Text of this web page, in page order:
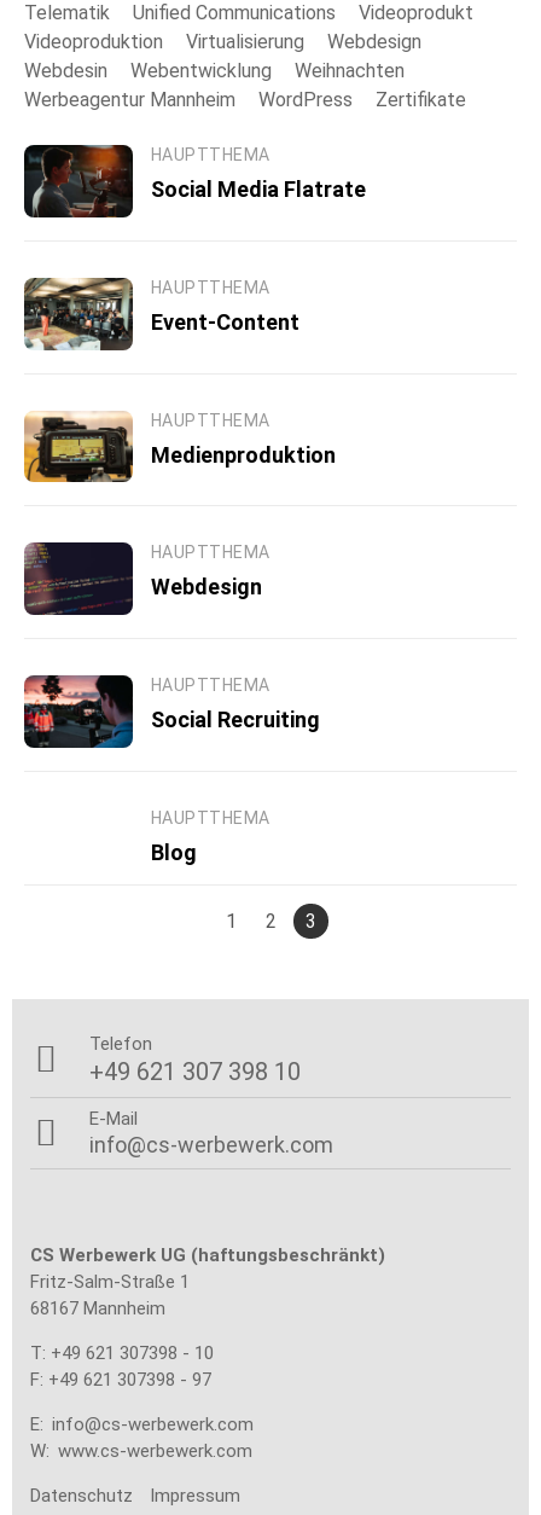
Telematik
Unified Communications
Videoprodukt
Videoproduktion
Virtualisierung
Webdesign
Webdesin
Webentwicklung
Weihnachten
Werbeagentur Mannheim
WordPress Zertifikate
HAUPTTHEMA
Social Media Flatrate
HAUPTTHEMA
Event-Content
HAUPTTHEMA
Medienproduktion
HAUPTTHEMA
Webdesign
HAUPTTHEMA
Social Recruiting
HAUPTTHEMA
Blog
1 2 3
CS Werbewerk UG (haftungsbeschränkt)
Fritz-Salm-Straße 1
68167 Mannheim
T: +49 621 307398 - 10
F: +49 621 307398 - 97
E: info@cs-werbewerk.com
W: www.cs-werbewerk.com
Datenschutz Impressum
 Telefon
+49 621 307 398 10
 E-Mail
info@cs-werbewerk.com